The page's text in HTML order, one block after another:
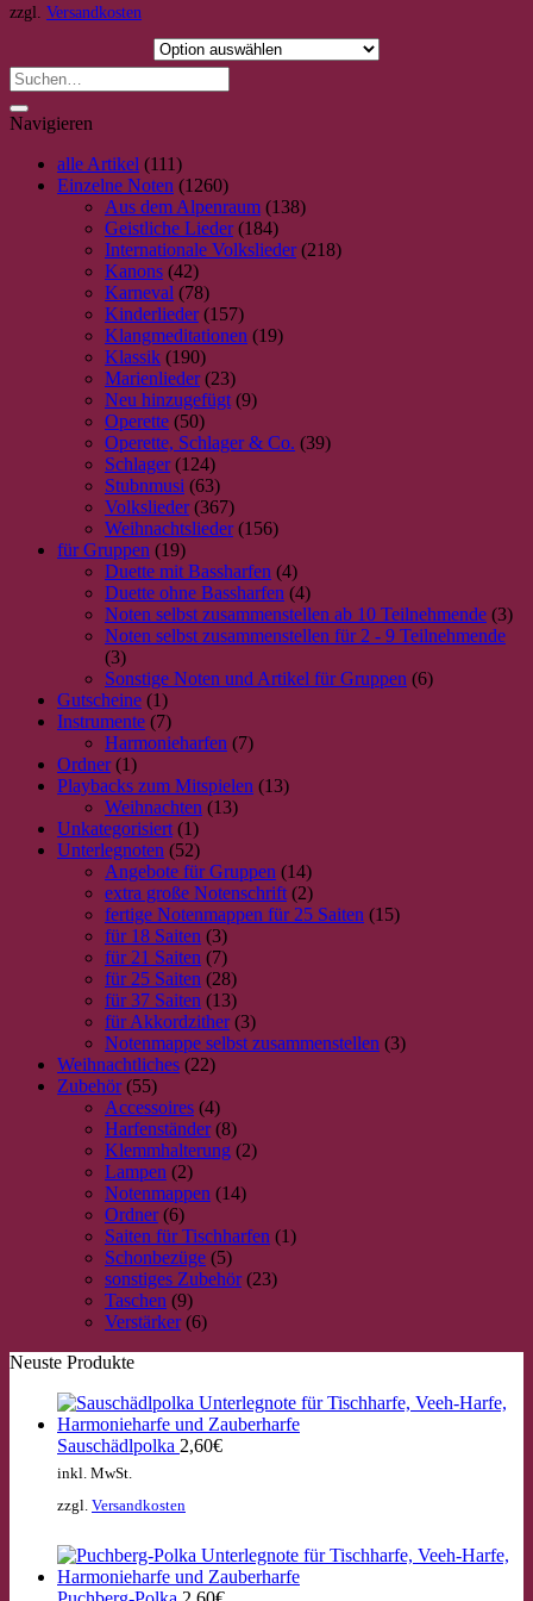
weist
auf.
Die
Optionen
können
Produktseite
zzgl. Versandkosten
Navigieren
alle Artikel (111)
Einzelne Noten (1260)
Aus dem Alpenraum (138)
Geistliche Lieder (184)
Internationale Volkslieder (218)
Kanons (42)
Karneval (78)
Kinderlieder (157)
Klangmeditationen (19)
Klassik (190)
Marienlieder (23)
Neu hinzugefügt (9)
Operette (50)
Operette, Schlager & Co. (39)
Schlager (124)
Stubnmusi (63)
Volkslieder (367)
Weihnachtslieder (156)
für Gruppen (19)
Duette mit Bassharfen (4)
Duette ohne Bassharfen (4)
Noten selbst zusammenstellen ab 10 Teilnehmende (3)
Noten selbst zusammenstellen für 2 - 9 Teilnehmende
(3)
Sonstige Noten und Artikel für Gruppen (6)
Gutscheine (1)
Instrumente (7)
Harmonieharfen (7)
Ordner (1)
Playbacks zum Mitspielen (13)
Weihnachten (13)
Unkategorisiert (1)
Unterlegnoten (52)
Angebote für Gruppen (14)
extra große Notenschrift (2)
fertige Notenmappen für 25 Saiten (15)
für 18 Saiten (3)
für 21 Saiten (7)
für 25 Saiten (28)
für 37 Saiten (13)
für Akkordzither (3)
Notenmappe selbst zusammenstellen (3)
Weihnachtliches (22)
Zubehör (55)
Accessoires (4)
Harfenständer (8)
Klemmhalterung (2)
Lampen (2)
Notenmappen (14)
Ordner (6)
Saiten für Tischharfen (1)
Schonbezüge (5)
sonstiges Zubehör (23)
Taschen (9)
Verstärker (6)
Neuste Produkte
Sauschädlpolka 2,60€
inkl. MwSt.
zzgl. Versandkosten
Chat Support
18 Saiten 21 Saiten 25 Saiten 37 Saiten Akkordzither